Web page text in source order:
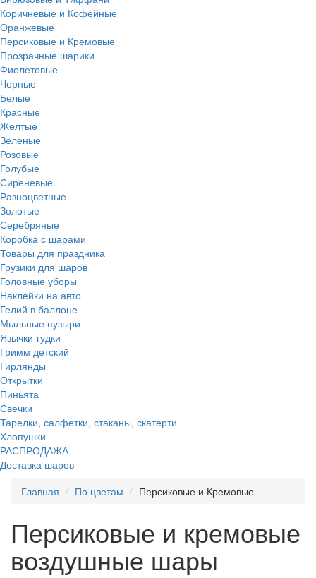
Коричневые и Кофейные
Оранжевые
Персиковые и Кремовые
Прозрачные шарики
Фиолетовые
Черные
Белые
Красные
Желтые
Зеленые
Розовые
Голубые
Сиреневые
Разноцветные
Золотые
Серебряные
Коробка с шарами
Товары для праздника
Грузики для шаров
Головные уборы
Наклейки на авто
Гелий в баллоне
Мыльные пузыри
Язычки-гудки
Гримм детский
Гирлянды
Открытки
Пиньята
Свечки
Тарелки, салфетки, стаканы, скатерти
Хлопушки
РАСПРОДАЖА
Доставка шаров
Главная
По цветам Персиковые и Кремовые
Персиковые и кремовые
воздушные шары